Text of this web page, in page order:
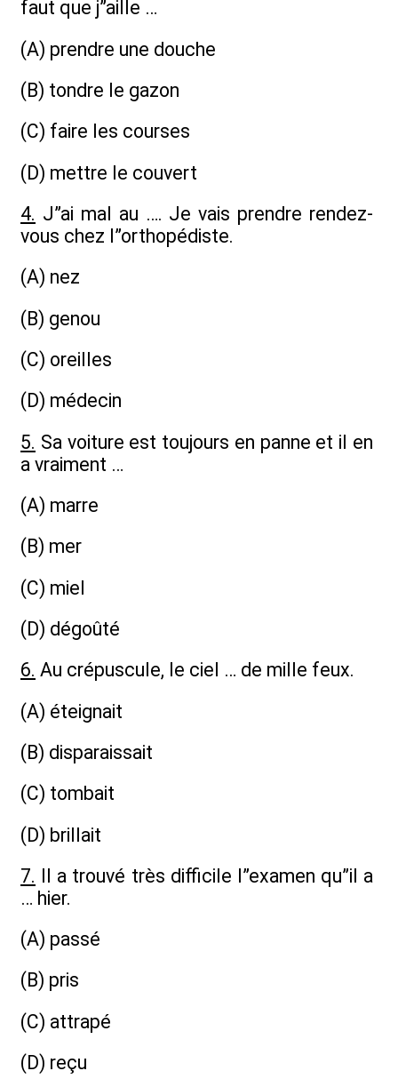
faut que j”aille …
(A) prendre une douche
(B) tondre le gazon
(C) faire les courses
(D) mettre le couvert
4. J”ai mal au …. Je vais prendre rendez-
vous chez l”orthopédiste.
(A) nez
(B) genou
(C) oreilles
(D) médecin
5. Sa voiture est toujours en panne et il en
a vraiment …
(A) marre
(B) mer
(C) miel
(D) dégoûté
6. Au crépuscule, le ciel … de mille feux.
(A) éteignait
(B) disparaissait
(C) tombait
(D) brillait
7. Il a trouvé très difficile l”examen qu”il a
… hier.
(A) passé
(B) pris
(C) attrapé
(D) reçu